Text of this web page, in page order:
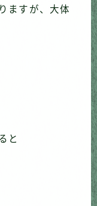
ますが、大体
と